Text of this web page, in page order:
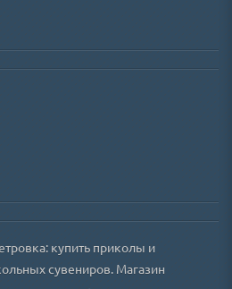
купить приколы и
сувениров. Магазин